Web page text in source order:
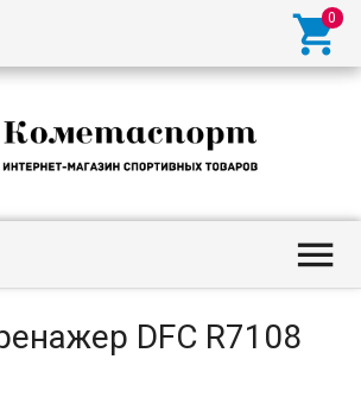


DFC R7108